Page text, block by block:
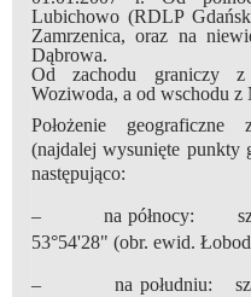
Lubichowo (RDLP
Zamrzenica, oraz na
Dąbrowa.
Od zachodu graniczy z
Woziwoda, a od wschodu z
Położenie geograficzne
(najdalej wysunięte punkty
następująco:
– na północy:
53°54'28" (obr. ewid.
– na południu: